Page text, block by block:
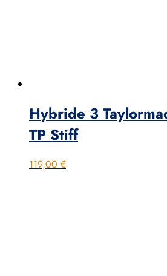
Hybride 3
TP Stiff
119,00 €